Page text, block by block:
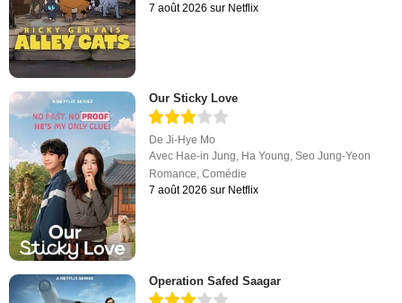
7 août 2026 sur Netflix
Our Sticky Love
DeJi-Hye Mo
Avec Hae-in Jung, Ha Young,Seo Jung-Yeon
Romance,Comédie
7 août 2026 sur Netflix
Operation Safed Saagar